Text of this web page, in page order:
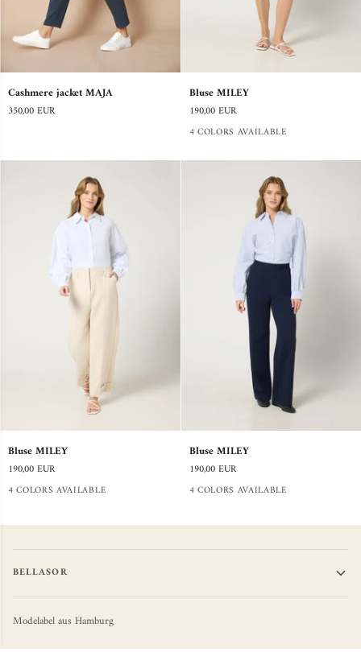
Cashmere
jacket
MAJA
Cashmere jacket MAJA
350,00 EUR
Bluse
MILEY
Bluse MILEY
190,00 EUR
4 COLORS AVAILABLE
Bluse
MILEY
Bluse MILEY
190,00 EUR
4 COLORS AVAILABLE
Bluse
MILEY
Bluse MILEY
190,00 EUR
4 COLORS AVAILABLE
BELLASOR
Modelabel aus Hamburg